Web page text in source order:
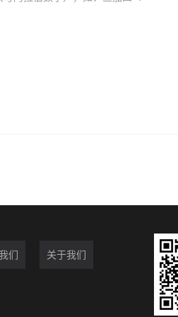
们 关于我们